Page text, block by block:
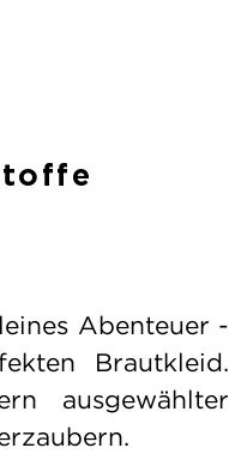
Abenteuer -
Brautkleid.
ausgewählter